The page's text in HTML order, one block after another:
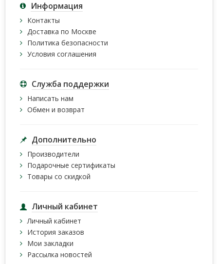
Информация
Контакты
Доставка по Москве
Политика безопасности
Условия соглашения
Служба поддержки
Написать нам
Обмен и возврат
Дополнительно
Производители
Подарочные сертификаты
Товары со скидкой
Личный кабинет
Личный кабинет
История заказов
Мои закладки
Рассылка новостей